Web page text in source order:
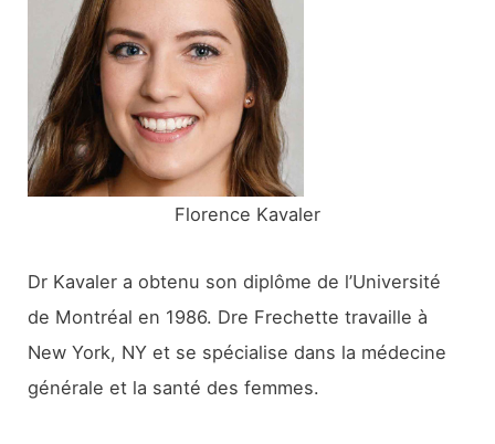
:
Florence Kavaler
Dr Kavaler a obtenu son diplôme de l’Université
de Montréal en 1986. Dre Frechette travaille à
New York, NY et se spécialise dans la médecine
générale et la santé des femmes.